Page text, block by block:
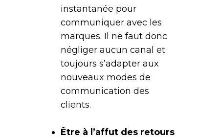
instantanée pour
communiquer avec les
marques. Il ne faut donc
négliger aucun canal et
toujours s’adapter aux
nouveaux modes de
communication des
clients.
Être à l’affut des retours